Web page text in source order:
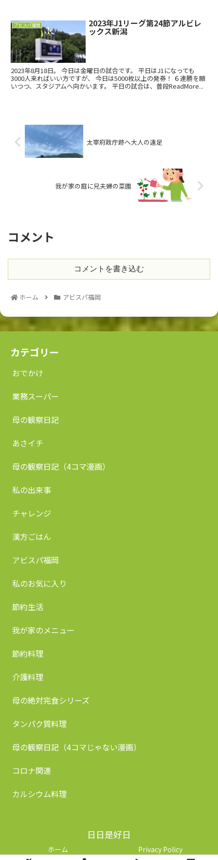
アビスパ福岡 2023年J1リーグ第24節アルビレ
ックス新潟
2023年8月18日。 今日は金曜日の試合です。 平日はJ1になっても
3000人来ればいい方ですが、 今日は5000枚以上の発券！ ６連勝を願
いつつ、スタジアムへ向かいます。 平日の試合は、普段ReadMore...
太宰府政庁跡へ大人の遠足
我が家の庭に兄夫婦の菜園
コメント
コメントを書き込む
ホーム アビスパ福岡
カテゴリー
おでかけ
業務スーパー
母の観察日記
あさイチ
母の観察日記（4コマ漫画）
私の出来事
チャレンジ
漢方ごはん
アビスパ福岡
私のお気に入り
節約生活
我が家のメニュー
節約料理
介護料理
母の絶対完食シリーズ
タンパク質料理
母の観察日記（4コマじゃない漫画）
コロナ関連
カルシウム料理
日日是好日
ホーム Privacy Policy